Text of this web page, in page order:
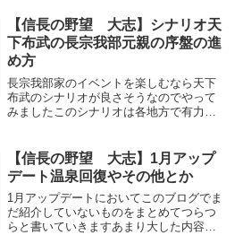
【信長の野望 大志】シナリオ天
下布武の長宗我部元親の序盤の進
め方
長宗我部家のイベントを楽しむなら天下
布武のシナリオが良さそうなのでやって
みましたこのシナリオは各地方で有力大
ですよね
【信長の野望 大志】1月アップ
デート温泉回復やその他とか
1月アップデートにおいてこのブログでま
だ紹介していないものをまとめてつらつ
らと書いていきますあまり大した内容で